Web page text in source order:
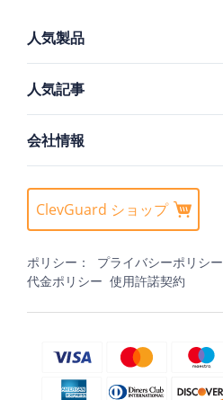
人気製品
人気記事
会社情報
ClevGuard ショップ
ポリシー： プライバシーポリシー
代金ポリシー 使用許諾契約